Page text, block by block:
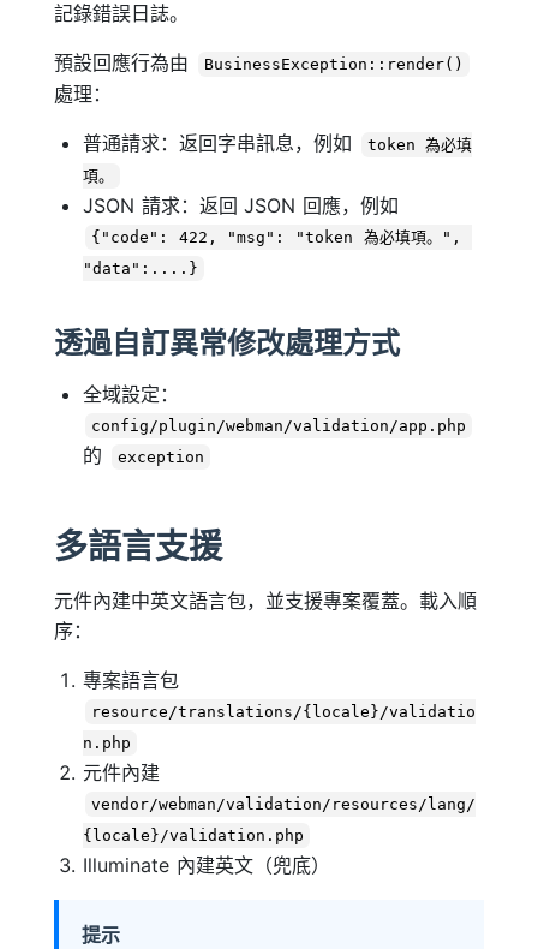
記錄錯誤日誌。
預設回應行為由 BusinessException::render()
處理：
普通請求：返回字串訊息，例如
token 為必填
項。
JSON 請求：返回 JSON 回應，例如
{"code": 422, "msg": "token 為必填項。",
"data":....}
透過自訂異常修改處理方式
全域設定：
config/plugin/webman/validation/app.php
的 exception
多語言支援
元件內建中英文語言包，並支援專案覆蓋。載入順
序：
專案語言包
resource/translations/{locale}/validatio
n.php
元件內建
vendor/webman/validation/resources/lang/
{locale}/validation.php
Illuminate 內建英文（兜底）
提示